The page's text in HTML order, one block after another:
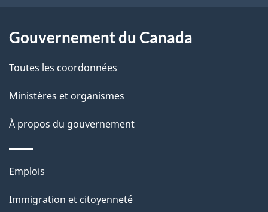
a
g
e
a
t
i
n
s
r
c
Gouvernement du Canada
Toutes les coordonnées
Ministères et organismes
À propos du gouvernement
Thèmes
sujets
Emplois
Immigration et citoyenneté